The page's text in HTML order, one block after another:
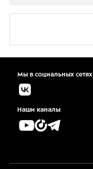
Мы в социальных сетях
Наши каналы